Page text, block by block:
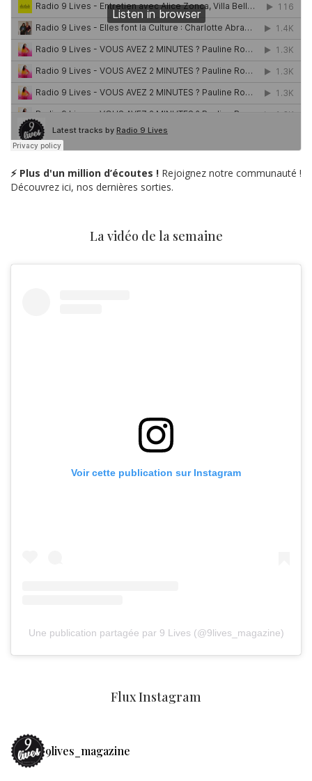
⚡ Plus d'un million d’écoutes ! Rejoignez notre communauté !
Découvrez ici, nos dernières sorties.
La vidéo de la semaine
Voir cette publication sur Instagram
Une publication partagée par 9 Lives (@9lives_magazine)
Flux Instagram
9lives_magazine